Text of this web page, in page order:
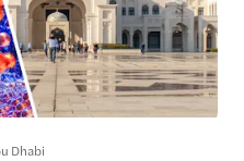
Dhabi